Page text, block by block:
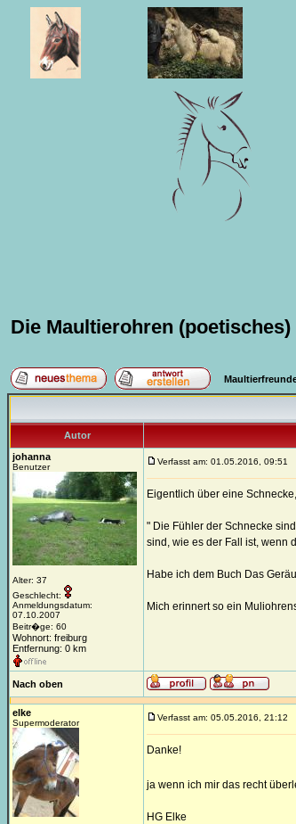
Die Maultierohren (poetisches)
Autor
johanna
Benutzer
Alter: 37
Geschlecht:
Anmeldungsdatum:
07.10.2007
Beitr�ge: 60
Wohnort: freiburg
Entfernung: 0 km
Verfasst am: 01.05.2016, 09:51
Eigentlich über eine
" Die Fühler der Schnecke
sind, wie es der Fall ist, wenn
Habe ich dem Buch Das
Mich erinnert so ein
Nach oben
elke
Supermoderator
Verfasst am: 05.05.2016, 21:12
Danke!
ja wenn ich mir das recht
HG Elke